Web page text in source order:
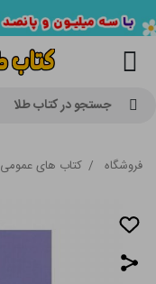
جستجو در کتاب طلا
فروشگاه / کتاب های عمومی